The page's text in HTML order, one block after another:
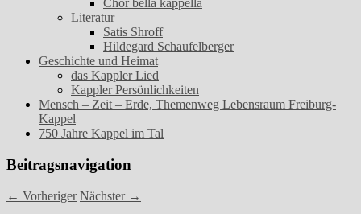
Chor bella kappella
Literatur
Satis Shroff
Hildegard Schaufelberger
Geschichte und Heimat
das Kappler Lied
Kappler Persönlichkeiten
Mensch – Zeit – Erde, Themenweg Lebensraum Freiburg-
Kappel
750 Jahre Kappel im Tal
Beitragsnavigation
← Vorheriger Nächster →